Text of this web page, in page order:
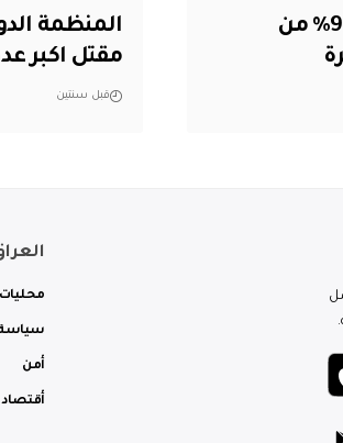
المنظمة الدولية للهجرة: 90% من
مقتل اكبر
قبل سنتين
محليات
أمن
أقتصاد